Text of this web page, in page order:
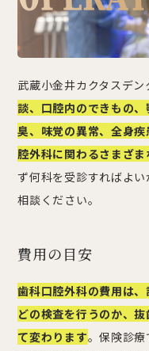
武蔵小金井カクタスデ
談、口腔内のできもの
臭、味覚の異常、全身
腔外科に関わるさまざ
ず何科を受診すればよ
相談ください。
費用の目安
歯科口腔外科の費用は
どの検査を行うのか、
て変わります。保険診